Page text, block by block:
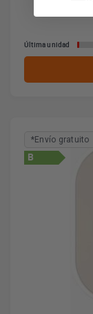
Última unidad
*Envío gratuito
B